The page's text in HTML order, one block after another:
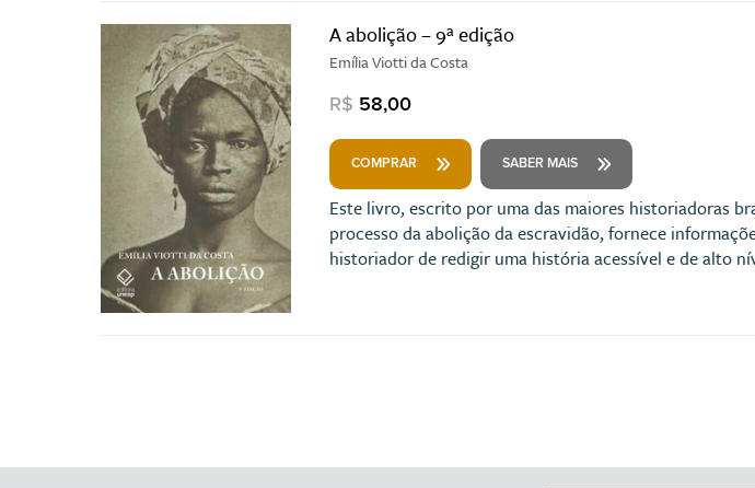
A abolição – 9ª edição
Emília Viotti da Costa
R$ 58,00
COMPRAR SABER MAIS
Este livro, escrito por uma das maiores historiadoras
processo da abolição da escravidão, fornece
historiador de redigir uma história acessível e de alto